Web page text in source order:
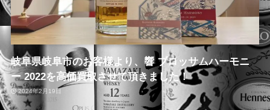
岐阜県岐阜市のお客様より、響 ブロッサムハーモニ
ー 2022を高価買取させて頂きました！
2024年2月19日